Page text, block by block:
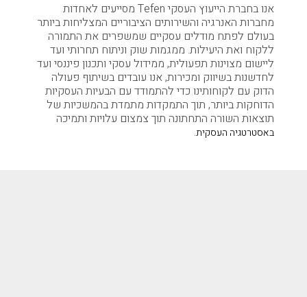
אנו בחברת הייעוץ העסקי Tefen מסייעים לאחדות
מחברות האנרגיה והשירותים הציבוריים המצליחות ביותר
בעולם לפתח מודלים עסקיים שמשפרים את התמורה
ללקוח ואת היעילות. ממגמות שוק וניתוח תחרותי ועד
ליישום מצוינות תפעולית, ממידול עסקי ותכנון פיננסי ועד
לחדשנות בשיווק ומכירות, אנו עובדים בשיתוף פעולה
הדוק עם לקוחותינו כדי להתמודד עם הבעיות העסקיות
הדוחקות ביותר, תוך התמקדות מתמדת בהמשכיות של
תוצאות השורה התחתונה תוך צמצום עלויות ותמיכה
באסטרטגיה העסקית.